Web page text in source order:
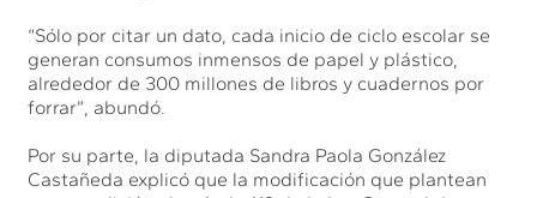
“Sólo por citar un dato, cada inicio de ciclo escolar se
generan consumos inmensos de papel y plástico,
alrededor de 300 millones de libros y cuadernos por
forrar”, abundó.
Por su parte, la diputada Sandra Paola González
Castañeda explicó que la modificación que plantean